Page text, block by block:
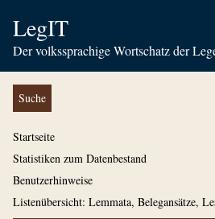
LegIT
Der volkssprachige Wortschatz der
Suche
Startseite
Statistiken zum Datenbestand
Benutzerhinweise
Listenübersicht: Lemmata, Belegansätze,